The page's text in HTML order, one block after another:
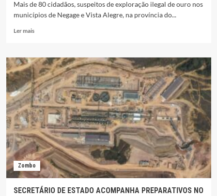
Mais de 80 cidadãos, suspeitos de exploração ilegal de ouro nos
municípios de Negage e Vista Alegre, na província do...
Ler maisLeia
DETIDOS
MAIS
DE
80
CIDADÃOS
POR
EXPLORAÇÃO
ILEGAL
DE
OURO
Zombo
SECRETÁRIO DE ESTADO ACOMPANHA PREPARATIVOS NO